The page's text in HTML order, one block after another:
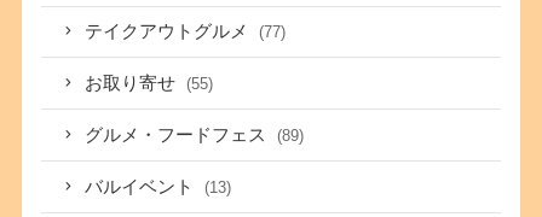
テイクアウトグルメ (77)
お取り寄せ (55)
グルメ・フードフェス (89)
バルイベント (13)